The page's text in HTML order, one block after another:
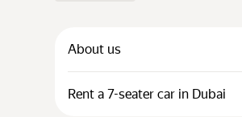
About us
Rent a 7-seater car in Dubai